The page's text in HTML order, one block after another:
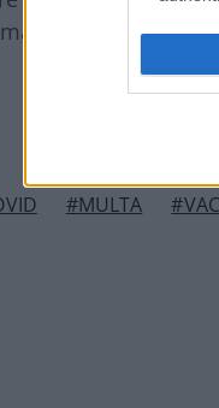
pubblicità
#MULTA